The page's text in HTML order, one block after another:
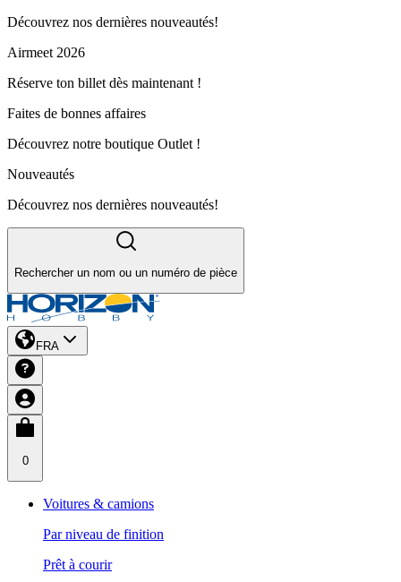
Découvrez nos dernières nouveautés!
Airmeet 2026
Réserve ton billet dès maintenant !
Faites de bonnes affaires
Découvrez notre boutique Outlet !
Nouveautés
Découvrez nos dernières nouveautés!
Rechercher un nom ou un numéro de pièce
FRA
0
Voitures & camions
Par niveau de finition
Prêt à courir